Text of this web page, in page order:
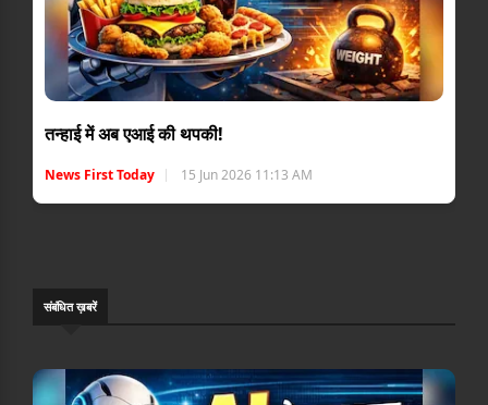
तन्हाई में अब एआई की थपकी!
News First Today 15 Jun 2026 11:13 AM
संबंधि‍त ख़बरें